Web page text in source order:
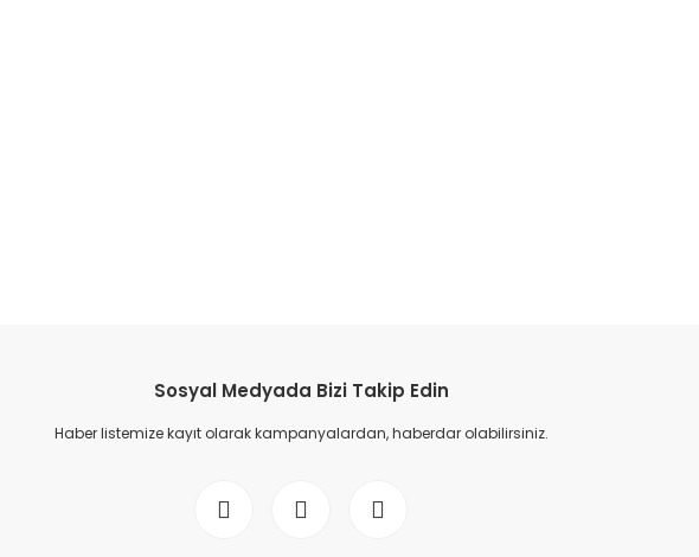
Sosyal Medyada Bizi Takip Edin
Haber listemize kayıt olarak kampanyalardan, haberdar olabilirsiniz.